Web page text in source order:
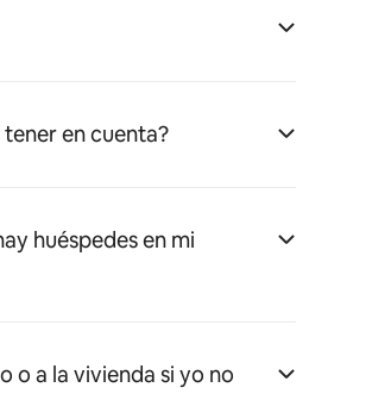
en cuenta?
huéspedes en mi
o a la vivienda si yo no